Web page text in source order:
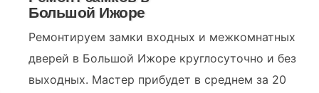
Большой Ижоре
Ремонтируем замки входных и межкомнатных
дверей в Большой Ижоре круглосуточно и без
выходных. Мастер прибудет в среднем за 20